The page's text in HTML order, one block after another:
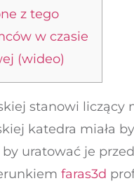
z tego
w czasie
(wideo)
stanowi liczący
katedra miała
uratować je
faras3d